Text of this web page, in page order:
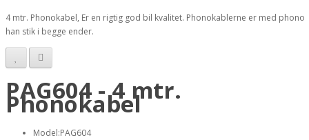
4 mtr. Phonokabel, Er en rigtig god bil kvalitet. Phonokablerne er med phono
han stik i begge ender.
PAG604 - 4 mtr.
Phonokabel
Model:PAG604